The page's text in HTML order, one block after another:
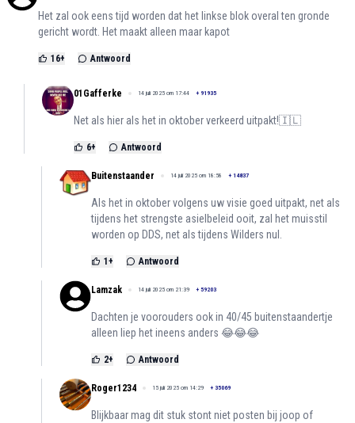
Het zal ook eens tijd worden dat het linkse blok overal ten gronde
gericht wordt. Het maakt alleen maar kapot
16+ Antwoord
01Gafferke 14 juli 2025 om 17:44 + 91935
Net als hier als het in oktober verkeerd uitpakt!🇮🇱
6+ Antwoord
Buitenstaander 14 juli 2025 om 18:58 + 14837
Als het in oktober volgens uw visie goed uitpakt, net als
tijdens het strengste asielbeleid ooit, zal het muisstil
worden op DDS, net als tijdens Wilders nul.
1+ Antwoord
Lamzak 14 juli 2025 om 21:39 + 59203
Dachten je voorouders ook in 40/45 buitenstaandertje
alleen liep het ineens anders 😂😂😂
2+ Antwoord
Roger1234 15 juli 2025 om 14:29 + 35069
Blijkbaar mag dit stuk stont niet posten bij joop of